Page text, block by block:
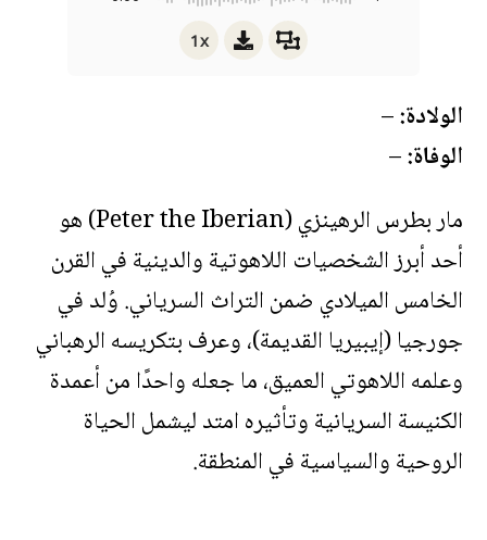
1x
الولادة:–
الوفاة:–
مار بطرس الرهينزي (Peter the Iberian) هو
أحد أبرز الشخصيات اللاهوتية والدينية في القرن
الخامس الميلادي ضمن التراث السرياني. وُلد في
جورجيا (إيبيريا القديمة)، وعرف بتكريسه الرهباني
وعلمه اللاهوتي العميق، ما جعله واحدًا من أعمدة
الكنيسة السريانية وتأثيره امتد ليشمل الحياة
الروحية والسياسية في المنطقة.